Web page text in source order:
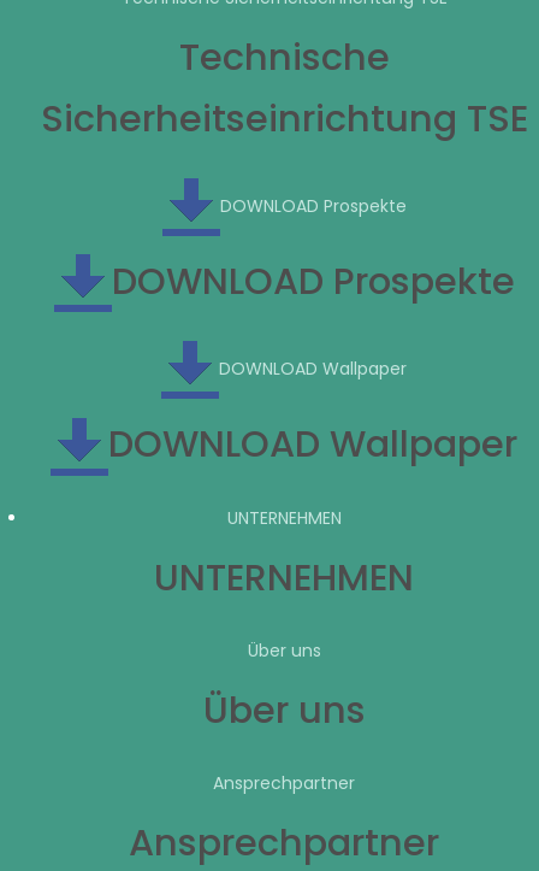
Technische
Sicherheitseinrichtung TSE
DOWNLOAD Prospekte
DOWNLOAD Prospekte
DOWNLOAD Wallpaper
DOWNLOAD Wallpaper
UNTERNEHMEN
UNTERNEHMEN
Über uns
Über uns
Ansprechpartner
Ansprechpartner